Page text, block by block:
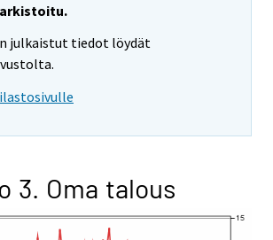
arkistoitu.
julkaistut tiedot löydät
3. Oma talous